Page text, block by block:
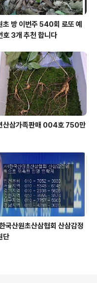
초 방 이번주 540회 로또 예
호 3개 추천 합니다
산삼가족판매 004호 750만
국산원초산삼협회 산삼감정
단